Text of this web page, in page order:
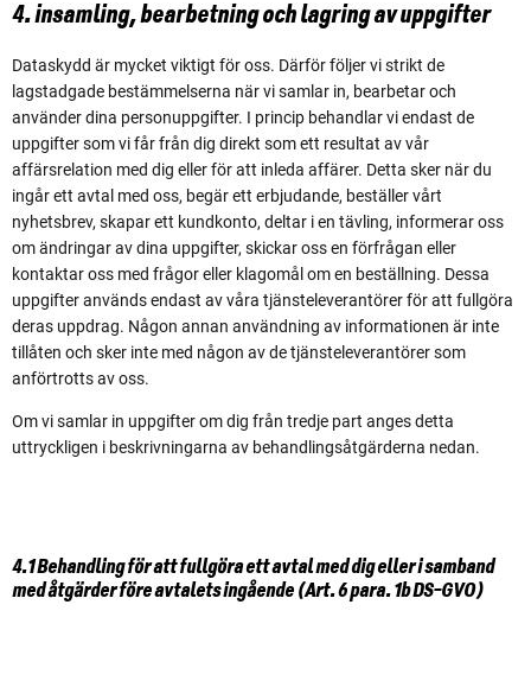
4. insamling, bearbetning och lagring av uppgifter
Dataskydd är mycket viktigt för oss. Därför följer vi strikt de
lagstadgade bestämmelserna när vi samlar in, bearbetar och
använder dina personuppgifter. I princip behandlar vi endast de
uppgifter som vi får från dig direkt som ett resultat av vår
affärsrelation med dig eller för att inleda affärer. Detta sker när du
ingår ett avtal med oss, begär ett erbjudande, beställer vårt
nyhetsbrev, skapar ett kundkonto, deltar i en tävling, informerar oss
om ändringar av dina uppgifter, skickar oss en förfrågan eller
kontaktar oss med frågor eller klagomål om en beställning. Dessa
uppgifter används endast av våra tjänsteleverantörer för att fullgöra
deras uppdrag. Någon annan användning av informationen är inte
tillåten och sker inte med någon av de tjänsteleverantörer som
anförtrotts av oss.
Om vi samlar in uppgifter om dig från tredje part anges detta
uttryckligen i beskrivningarna av behandlingsåtgärderna nedan.
4.1 Behandling för att fullgöra ett avtal med dig eller i samband
med åtgärder före avtalets ingående (Art. 6 para. 1b DS-GVO)